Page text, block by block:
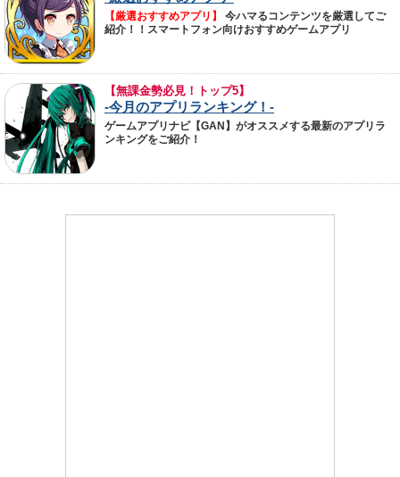
【厳選おすすめアプリ】
今ハマるコンテンツを厳選してご
紹介！！スマートフォン向けおすすめゲームアプリ
【無課金勢必見！トップ5】
-今月のアプリランキング！-
ゲームアプリナビ【GAN】がオススメする最新のアプリラ
ンキングをご紹介！